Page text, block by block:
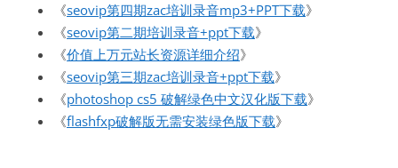
《seovip第四期zac培训录音mp3+PPT下载》
《seovip第二期培训录音+ppt下载》
《价值上万元站长资源详细介绍》
《seovip第三期zac培训录音+ppt下载》
《photoshop cs5 破解绿色中文汉化版下载》
《flashfxp破解版无需安装绿色版下载》